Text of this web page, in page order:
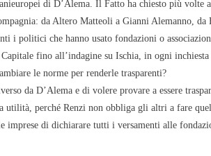
di D’Alema. Il Fatto ha chiesto più volte
da Altero Matteoli a Gianni Alemanno, da
i politici che hanno usato fondazioni o
fino all’indagine su Ischia, in ogni
le norme per renderle trasparenti?
da D’Alema e di volere provare a essere
utilità, perché Renzi non obbliga gli altri a fare
imprese di dichiarare tutti i versamenti alle